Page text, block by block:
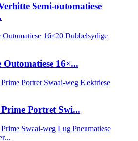
Semi-outomatiese
Outomatiese 16×...
Portret Swi...